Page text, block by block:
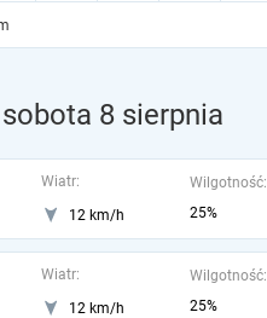
8 sierpnia
Wiatr:
12 km/h
Wilgotność:
25%
Wiatr:
12 km/h
Wilgotność:
25%